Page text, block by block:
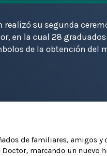
realizó su segunda
en la cual 28
de la obtención del
de familiares, amigos
marcando un nuevo